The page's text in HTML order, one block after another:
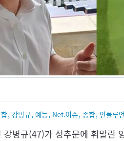
, 강병규, 예능, Net.이슈, 종합, 인플루
병규(47)가 성추문에 휘말린